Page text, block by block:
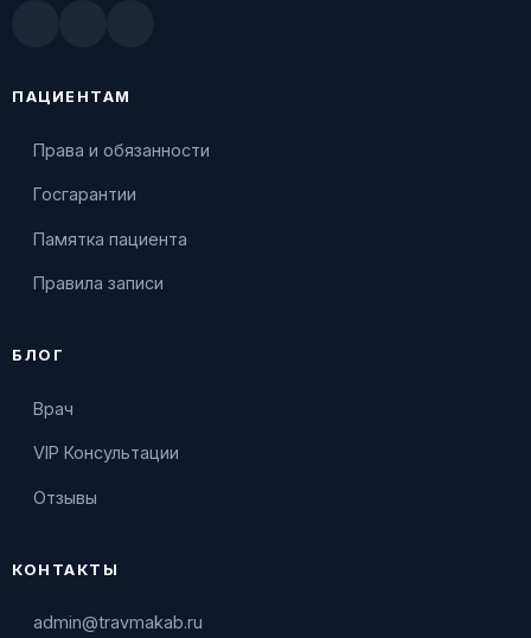
ПАЦИЕНТАМ
Права и обязанности
Госгарантии
Памятка пациента
Правила записи
БЛОГ
Врач
VIP Консультации
Отзывы
КОНТАКТЫ
admin@travmakab.ru